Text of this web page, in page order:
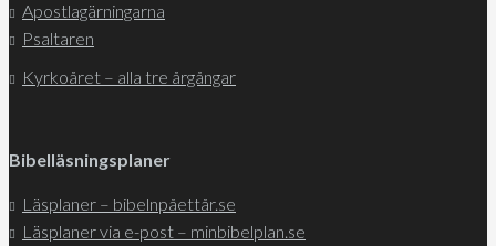
Apostlagärningarna
Psaltaren
Kyrkoåret – alla tre årgångar
Bibelläsningsplaner
Läsplaner – bibelnpåettår.se
Läsplaner via e-post – minbibelplan.se